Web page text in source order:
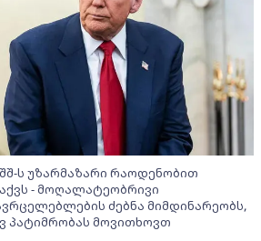
ს უზარმაზარი რაოდენობით
- მოღალატეობრივი
ძებნა მიმდინარეობს,
პატიმრობას მოვითხოვთ